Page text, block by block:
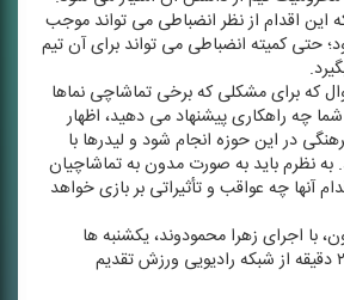
این اقدام از نظر انضباطی می تواند موجب
حتی كمیته انضباطی می تواند برای آن تیم
كه برای مشكلی كه برخی تماشاچی نماها
چه راهكاری پیشنهاد می دهید، اظهار
در این حوزه انجام شود و لیدرها با
نظرم باید به صورت مدون به تماشاچیان
آنها چه عواقب و تأثیراتی بر بازی خواهد
با اجرای زهرا محمودوند، یكشنبه ها
ساعت ۱۳:۳۰ به مدت ۲۵ دقیقه از شبكه رادیویی ورزش تقدیم